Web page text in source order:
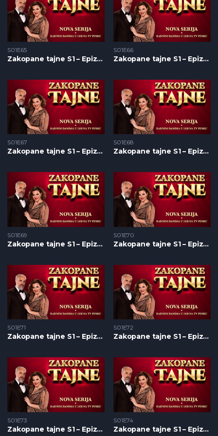
S01E65
Zakopane tajne S1 – Epizoda 65
S01E66
Zakopane tajne S1 – Epizoda 66
S01E67
Zakopane tajne S1 – Epizoda 67
S01E68
Zakopane tajne S1 – Epizoda 68
S01E69
Zakopane tajne S1 – Epizoda 69
S01E70
Zakopane tajne S1 – Epizoda 70
S01E71
Zakopane tajne S1 – Epizoda 71
S01E72
Zakopane tajne S1 – Epizoda 72
S01E73
Zakopane tajne S1 – Epizoda 73
S01E74
Zakopane tajne S1 – Epizoda 74